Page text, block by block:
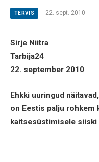
TERVIS 22. sept. 2010
Sirje Niitra
Tarbija24
22. september 2010
Ehkki uuringud
on Eestis palju rohkem
kaitsesüstimisele siiski